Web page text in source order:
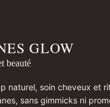
GLOW
beauté
naturel, soin cheveux et
sans gimmicks ni